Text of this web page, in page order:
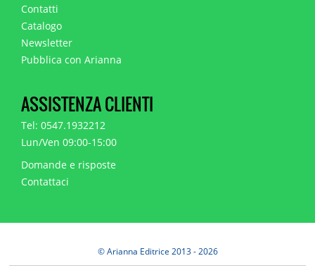
Contatti
Catalogo
Newsletter
Pubblica con Arianna
ASSISTENZA CLIENTI
Tel: 0547.1932212
Lun/Ven 09:00-15:00
Domande e risposte
Contattaci
© Arianna Editrice 2013 - 2026